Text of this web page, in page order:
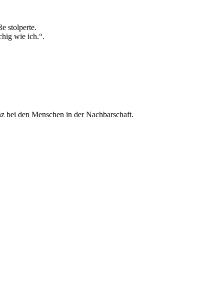
stolperte.
wie ich.“.
bei den Menschen in der Nachbarschaft.